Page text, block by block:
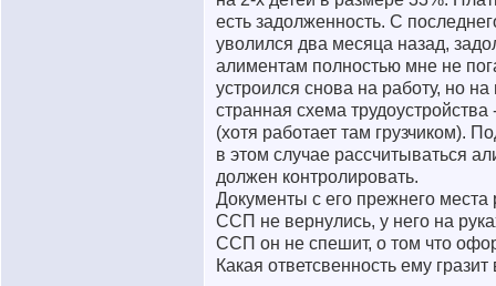
есть задолженность. С
уволился два месяца назад,
алиментам полностью мне не
устроился снова на работу, но
странная схема
(хотя работает там грузчиком).
в этом случае рассчитываться
должен контролировать.
Документы с его прежнего места
ССП не вернулись, у него на
ССП он не спешит, о том что
Какая ответсвенность ему